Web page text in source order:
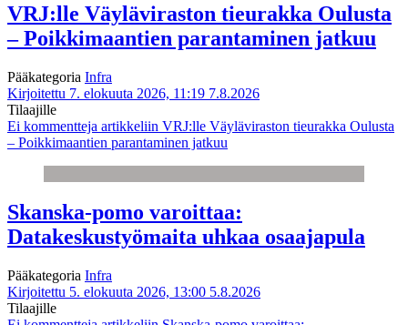
VRJ:lle Väyläviraston tieurakka Oulusta
– Poikkimaantien parantaminen jatkuu
Pääkategoria Infra
Kirjoitettu 7. elokuuta 2026, 11:19 7.8.2026
Tilaajille
Ei kommentteja artikkeliin VRJ:lle Väyläviraston tieurakka Oulusta
– Poikkimaantien parantaminen jatkuu
Skanska-pomo varoittaa:
Datakeskustyömaita uhkaa osaajapula
Pääkategoria Infra
Kirjoitettu 5. elokuuta 2026, 13:00 5.8.2026
Tilaajille